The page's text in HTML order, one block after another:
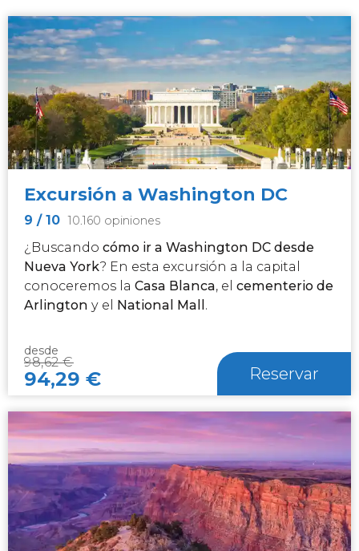
Excursión a Washington DC
9 / 10 10.160 opiniones
¿Buscando cómo ir a Washington DC desde
Nueva York? En esta excursión a la capital
conoceremos la Casa Blanca, el cementerio de
Arlington y el National Mall .
desde
98,62€
94,29 € Reservar